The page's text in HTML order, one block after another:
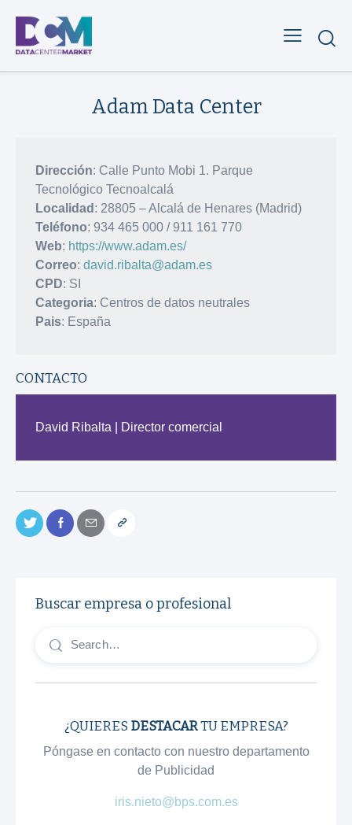
Adam Data Center
Dirección: Calle Punto Mobi 1. Parque
Tecnológico Tecnoalcalá
Localidad : 28805 – Alcalá de Henares (Madrid)
Teléfono: 934 465 000 / 911 161 770
Web: https://www.adam.es/
Correo: david.ribalta@adam.es
CPD: SI
Categoria: Centros de datos neutrales
Pais: España
CONTACTO
David Ribalta | Director comercial
Buscar empresa o profesional
¿QUIERES DESTACARTU EMPRESA?
Póngase en contacto con nuestro departamento
de Publicidad
iris.nieto@bps.com.es